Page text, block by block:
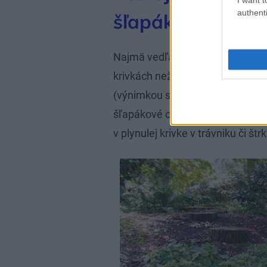
šľapákové
Najmä vedľajšie chodníky a
krivkách než priamo, lepšie po
(výnimkou sú pravidelné,
šľapákové cesty, ktoré tvorí rad
v plynulej krivke v trávniku či